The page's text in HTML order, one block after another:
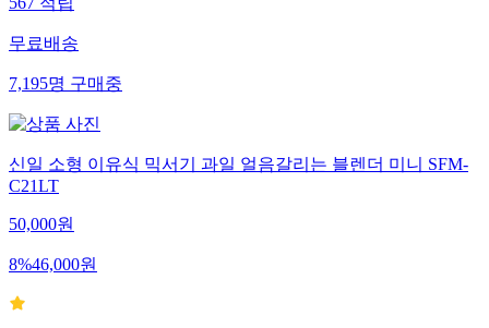
567적립
무료배송
7,195명구매중
신일 소형 이유식 믹서기 과일 얼음갈리는 블렌더 미니 SFM-
C21LT
50,000원
8%46,000원